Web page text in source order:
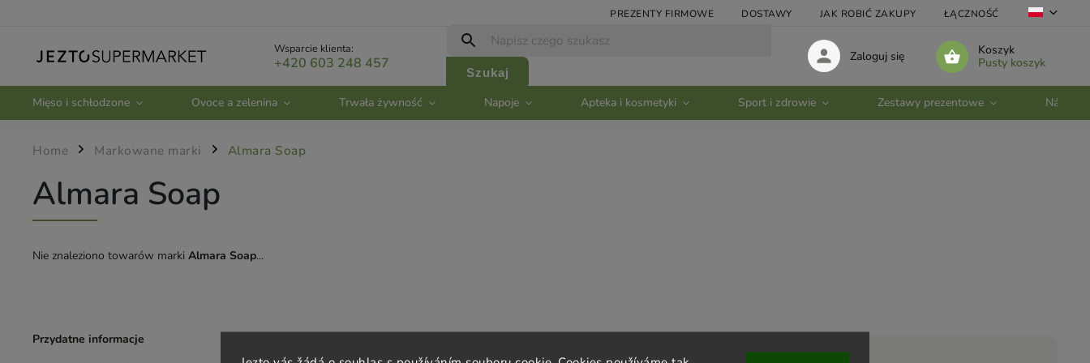
PREZENTY FIRMOWE DOSTAWY JAK ROBIĆ ZAKUPY ŁĄCZNOŚĆ
Wsparcie klienta:
+420 603 248 457
Szukaj
Koszyk
Pusty koszyk
Zaloguj się
Mięso i schłodzone Ovoce a zelenina Trwała żywność Napoje Apteka i kosmetyki Sport i zdrowie Zestawy prezentowe Nádobí
Home / Markowane marki / Almara Soap
Almara Soap
Nie znaleziono towarów marki Almara Soap...
Przydatne informacje